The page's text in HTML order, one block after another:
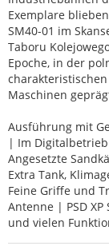
Exemplare
SM40-01 im
Taboru
Epoche, in der
Maschinen
Ausführung mit
| Im
Angesetzte
Extra Tank,
Feine Griffe und
Antenne | PSD
und vielen